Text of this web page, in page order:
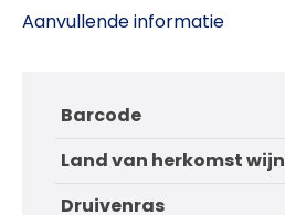
Aanvullende informatie
Barcode
Land van herkomst wijn
Druivenras